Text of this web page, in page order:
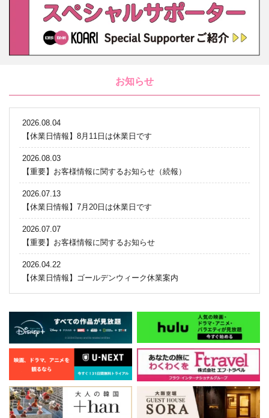
お知らせ
2026.08.04
【休業日情報】8月11日は休業日です
2026.08.03
【重要】お客様情報に関するお知らせ（続報）
2026.07.13
【休業日情報】7月20日は休業日です
2026.07.07
【重要】お客様情報に関するお知らせ
2026.04.22
【休業日情報】ゴールデンウィーク休業案内